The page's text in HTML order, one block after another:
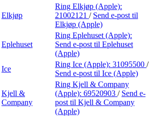
Elkjøp
Ring Elkjøp (Apple):
21002121 / Send e-post til
Elkjøp (Apple)
Eplehuset
Ring Eplehuset (Apple):
Send e-post til Eplehuset
(Apple)
Ice
Ring Ice (Apple): 31095500 /
Send e-post til Ice (Apple)
Kjell &
Company
Ring Kjell & Company
(Apple): 69520903 / Send e-
post til Kjell & Company
(Apple)